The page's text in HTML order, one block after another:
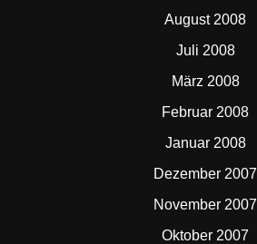
August 2008
Juli 2008
März 2008
Februar 2008
Januar 2008
Dezember 2007
November 2007
Oktober 2007